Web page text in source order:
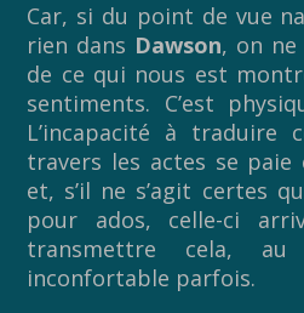
Car, si du point de vue
rien dans Dawson, on
de ce qui nous est
sentiments. C’est
L’incapacité à
travers les actes se
et, s’il ne s’agit certes
pour ados, celle-ci
transmettre cela,
inconfortable parfois.